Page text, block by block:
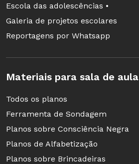
Escola das adolescências •
Galeria de projetos escolares
Reportagens por Whatsapp
Materiais para sala de aula
Todos os planos
Ferramenta de Sondagem
Planos sobre Consciência Negra
Planos de Alfabetização
Planos sobre Brincadeiras